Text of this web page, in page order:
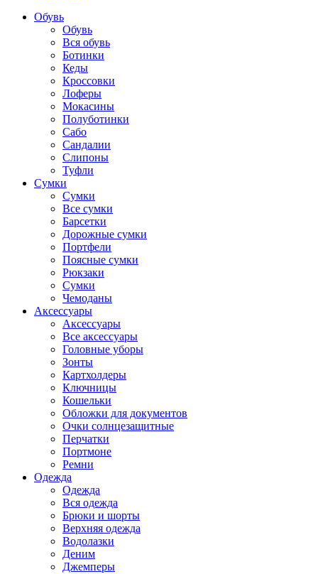
Обувь
Обувь
Вся обувь
Ботинки
Кеды
Кроссовки
Лоферы
Мокасины
Полуботинки
Сабо
Сандалии
Слипоны
Туфли
Сумки
Сумки
Все сумки
Барсетки
Дорожные сумки
Портфели
Поясные сумки
Рюкзаки
Сумки
Чемоданы
Аксессуары
Аксессуары
Все аксессуары
Головные уборы
Зонты
Картхолдеры
Ключницы
Кошельки
Обложки для документов
Очки солнцезащитные
Перчатки
Портмоне
Ремни
Одежда
Одежда
Вся одежда
Брюки и шорты
Верхняя одежда
Водолазки
Деним
Джемперы